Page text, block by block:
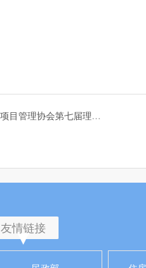
上一篇：关于召开福建省工程监理与项目管理协会第七届理事会第二次会议的通知
友情链接